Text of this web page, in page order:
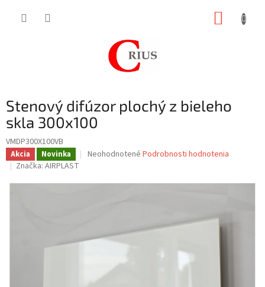
Stenový difúzor plochý z bieleho
skla 300x100
VMDP300X100VB
Akcia Novinka
Priemerné
je
hviezdičiek.
Neohodnotené Podrobnosti hodnotenia
Značka: AIRPLAST